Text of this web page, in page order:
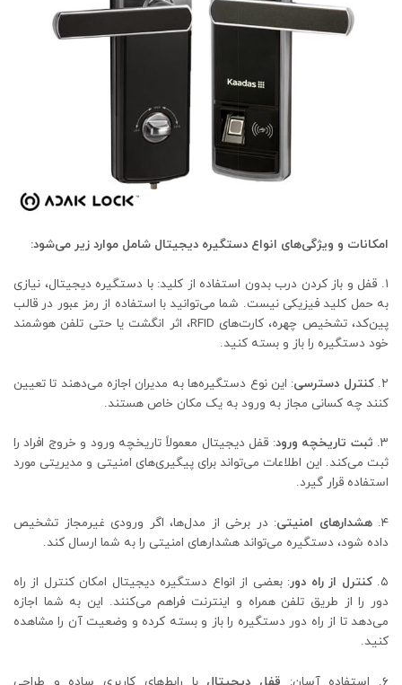
امکانات و ویژگی‌های انواع دستگیره دیجیتال شامل موارد زیر می‌شود:
۱. قفل و باز کردن درب بدون استفاده از کلید: با دستگیره دیجیتال، نیازی
به حمل کلید فیزیکی نیست. شما می‌توانید با استفاده از رمز عبور در قالب
پین‌کد، تشخیص چهره، کارت‌های RFID، اثر انگشت یا حتی تلفن هوشمند
خود دستگیره را باز و بسته کنید.
۲. کنترل دسترسی: این نوع دستگیره‌ها به مدیران اجازه می‌دهند تا تعیین
کنند چه کسانی مجاز به ورود به یک مکان خاص هستند.
۳. ثبت تاریخچه ورود: قفل دیجیتال معمولاً تاریخچه ورود و خروج افراد را
ثبت می‌کند. این اطلاعات می‌تواند برای پیگیری‌های امنیتی و مدیریتی مورد
استفاده قرار گیرد.
۴. هشدارهای امنیتی: در برخی از مدل‌ها، اگر ورودی غیرمجاز تشخیص
داده شود، دستگیره می‌تواند هشدارهای امنیتی را به شما ارسال کند.
۵. کنترل از راه دور: بعضی از انواع دستگیره دیجیتال امکان کنترل از راه
دور را از طریق تلفن همراه و اینترنت فراهم می‌کنند. این به شما اجازه
می‌دهد تا از راه دور دستگیره را باز و بسته کرده و وضعیت آن را مشاهده
کنید.
۶. استفاده آسان: قفل دیجیتال با رابط‌های کاربری ساده و طراحی